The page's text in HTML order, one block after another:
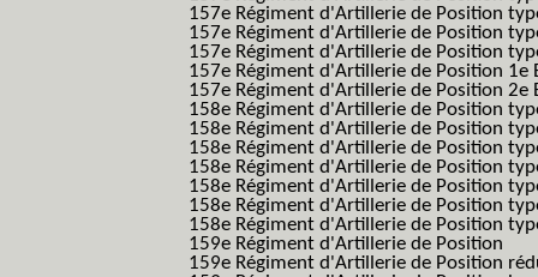
157e Régiment d'Artillerie de Position
157e Régiment d'Artillerie de Position
157e Régiment d'Artillerie de Position
157e Régiment d'Artillerie de Position 1e
157e Régiment d'Artillerie de Position 2e
158e Régiment d'Artillerie de Position
158e Régiment d'Artillerie de Position
158e Régiment d'Artillerie de Position
158e Régiment d'Artillerie de Position
158e Régiment d'Artillerie de Position
158e Régiment d'Artillerie de Position
158e Régiment d'Artillerie de Position
159e Régiment d'Artillerie de Position
159e Régiment d'Artillerie de Position